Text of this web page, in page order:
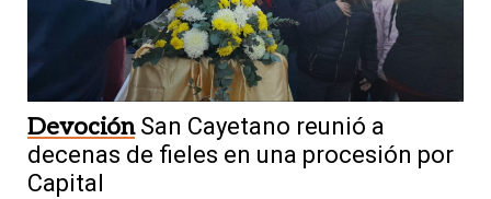
Devoción San Cayetano reunió a
decenas de fieles en una procesión por
Capital